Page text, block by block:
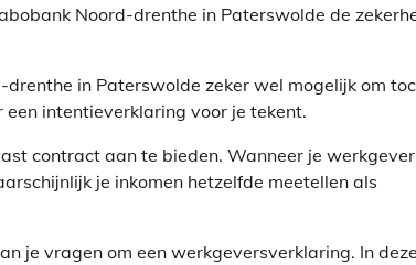
Noord-drenthe in Paterswolde de
in Paterswolde zeker wel mogelijk om
intentieverklaring voor je tekent.
contract aan te bieden. Wanneer je werkgever
je inkomen hetzelfde meetellen als
je vragen om een werkgeversverklaring. In